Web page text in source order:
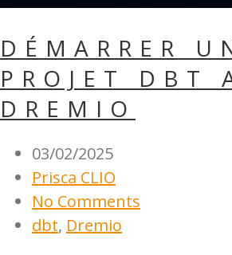
DÉMARRER
PROJET DBT
DREMIO
03/02/2025
Prisca CLIO
No Comments
dbt, Dremio